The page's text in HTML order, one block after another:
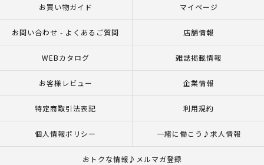
お買い物ガイド マイページ
お問い合わせ - よくあるご質問 店舗情報
WEBカタログ 雑誌掲載情報
お客様レビュー 企業情報
特定商取引法表記 利用規約
個人情報ポリシー 一緒に働こう♪求人情報
おトクな情報♪メルマガ登録